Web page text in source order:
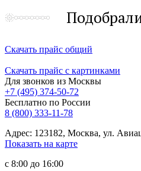
Скачать прайс общий
Скачать прайс с картинками
Для звонков из Москвы
+7 (495) 374-50-72
Бесплатно по России
8 (800) 333-11-78
Адрес: 123182, Москва, ул.
Показать на карте
с 8:00 до 16:00